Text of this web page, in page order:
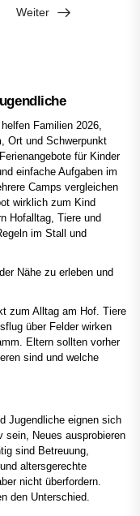
Weiter
Familien 2026,
Ort und Schwerpunkt
für Kinder
einfache Aufgaben im
Camps vergleichen
wirklich zum Kind
Hofalltag, Tiere und
im Stall und
Nähe zu erleben und
zum Alltag am Hof. Tiere
über Felder wirken
Eltern sollten vorher
sind und welche
Jugendliche eignen sich
sein, Neues ausprobieren
sind Betreuung,
altersgerechte
nicht überfordern.
den Unterschied.